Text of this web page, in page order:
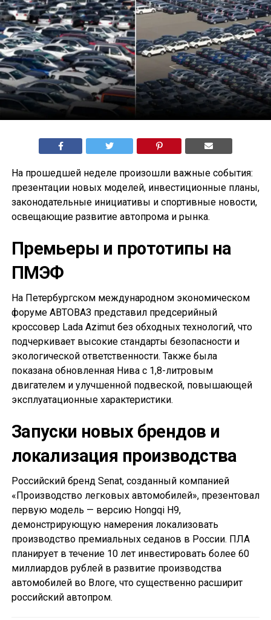
На прошедшей неделе произошли важные события:
презентации новых моделей, инвестиционные планы,
законодательные инициативы и спортивные новости,
освещающие развитие автопрома и рынка.
Премьеры и прототипы на
ПМЭФ
На Петербургском международном экономическом
форуме АВТОВАЗ представил предсерийный
кроссовер Lada Azimut без обходных технологий, что
подчеркивает высокие стандарты безопасности и
экологической ответственности. Также была
показана обновленная Нива с 1,8-литровым
двигателем и улучшенной подвеской, повышающей
эксплуатационные характеристики.
Запуски новых брендов и
локализация производства
Российский бренд Senat, созданный компанией
«Производство легковых автомобилей», презентовал
первую модель — версию Hongqi H9,
демонстрирующую намерения локализовать
производство премиальных седанов в России. ПЛА
планирует в течение 10 лет инвестировать более 60
миллиардов рублей в развитие производства
автомобилей во Влоге, что существенно расширит
российский автопром.